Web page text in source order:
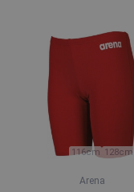
116cm 128cm
Arena